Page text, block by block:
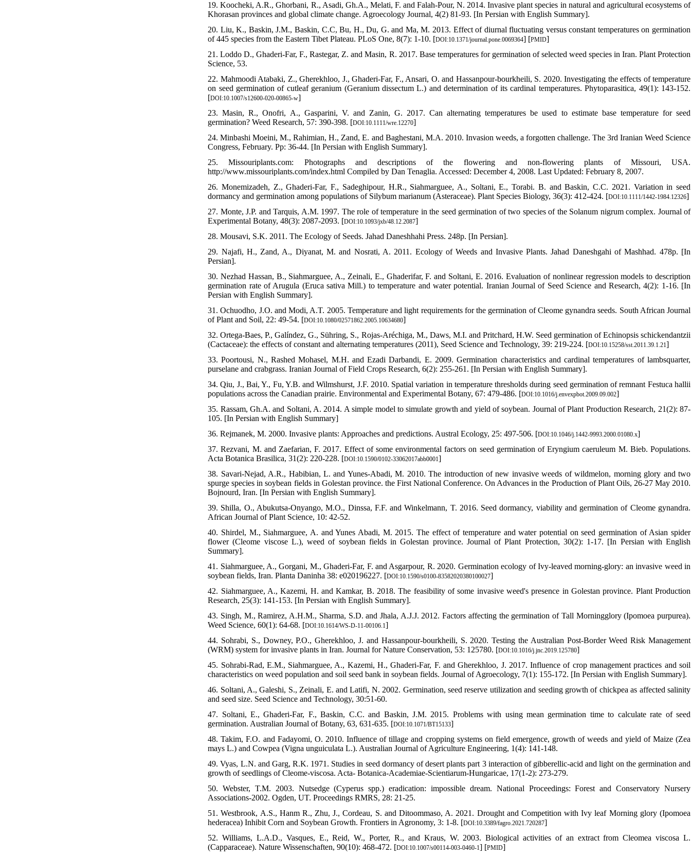
19. Koocheki, A.R., Ghorbani, R., Asadi, Gh.A., Melati, F. and Falah-Pour, N. 2014. Invasive plant species in natural and agricultural ecosystems of
Khorasan provinces and global climate change. Agroecology Journal, 4(2) 81-93. [In Persian with English Summary].
20. Liu, K., Baskin, J.M., Baskin, C.C, Bu, H., Du, G. and Ma, M. 2013. Effect of diurnal fluctuating versus constant temperatures on germination
of 445 species from the Eastern Tibet Plateau. PLoS One, 8(7): 1-10. [DOI:10.1371/journal.pone.0069364] [PMID]
21. Loddo D., Ghaderi-Far, F., Rastegar, Z. and Masin, R. 2017. Base temperatures for germination of selected weed species in Iran. Plant Protection
Science, 53.
22. Mahmoodi Atabaki, Z., Gherekhloo, J., Ghaderi-Far, F., Ansari, O. and Hassanpour-bourkheili, S. 2020. Investigating the effects of temperature
on seed germination of cutleaf geranium (Geranium dissectum L.) and determination of its cardinal temperatures. Phytoparasitica, 49(1): 143-152.
[DOI:10.1007/s12600-020-00865-w]
23. Masin, R., Onofri, A., Gasparini, V. and Zanin, G. 2017. Can alternating temperatures be used to estimate base temperature for seed
germination? Weed Research, 57: 390-398. [DOI:10.1111/wre.12270]
24. Minbashi Moeini, M., Rahimian, H., Zand, E. and Baghestani, M.A. 2010. Invasion weeds, a forgotten challenge. The 3rd Iranian Weed Science
Congress, February. Pp: 36-44. [In Persian with English Summary].
25. Missouriplants.com: Photographs and descriptions of the flowering and non-flowering plants of Missouri, USA.
http://www.missouriplants.com/index.html Compiled by Dan Tenaglia. Accessed: December 4, 2008. Last Updated: February 8, 2007.
26. Monemizadeh, Z., Ghaderi-Far, F., Sadeghipour, H.R., Siahmarguee, A., Soltani, E., Torabi. B. and Baskin, C.C. 2021. Variation in seed
dormancy and germination among populations of Silybum marianum (Asteraceae). Plant Species Biology, 36(3): 412-424. [DOI:10.1111/1442-1984.12326]
27. Monte, J.P. and Tarquis, A.M. 1997. The role of temperature in the seed germination of two species of the Solanum nigrum complex. Journal of
Experimental Botany, 48(3): 2087-2093. [DOI:10.1093/jxb/48.12.2087]
28. Mousavi, S.K. 2011. The Ecology of Seeds. Jahad Daneshhahi Press. 248p. [In Persian].
29. Najafi, H., Zand, A., Diyanat, M. and Nosrati, A. 2011. Ecology of Weeds and Invasive Plants. Jahad Daneshgahi of Mashhad. 478p. [In
Persian].
30. Nezhad Hassan, B., Siahmarguee, A., Zeinali, E., Ghaderifar, F. and Soltani, E. 2016. Evaluation of nonlinear regression models to description
germination rate of Arugula (Eruca sativa Mill.) to temperature and water potential. Iranian Journal of Seed Science and Research, 4(2): 1-16. [In
Persian with English Summary].
31. Ochuodho, J.O. and Modi, A.T. 2005. Temperature and light requirements for the germination of Cleome gynandra seeds. South African Journal
of Plant and Soil, 22: 49-54. [DOI:10.1080/02571862.2005.10634680]
32. Ortega-Baes, P., Galíndez, G., Sühring, S., Rojas-Aréchiga, M., Daws, M.I. and Pritchard, H.W. Seed germination of Echinopsis schickendantzii
(Cactaceae): the effects of constant and alternating temperatures (2011), Seed Science and Technology, 39: 219-224. [DOI:10.15258/sst.2011.39.1.21]
33. Poortousi, N., Rashed Mohasel, M.H. and Ezadi Darbandi, E. 2009. Germination characteristics and cardinal temperatures of lambsquarter,
purselane and crabgrass. Iranian Journal of Field Crops Research, 6(2): 255-261. [In Persian with English Summary].
34. Qiu, J., Bai, Y., Fu, Y.B. and Wilmshurst, J.F. 2010. Spatial variation in temperature thresholds during seed germination of remnant Festuca hallii
populations across the Canadian prairie. Environmental and Experimental Botany, 67: 479-486. [DOI:10.1016/j.envexpbot.2009.09.002]
35. Rassam, Gh.A. and Soltani, A. 2014. A simple model to simulate growth and yield of soybean. Journal of Plant Production Research, 21(2): 87-
105. [In Persian with English Summary]
36. Rejmanek, M. 2000. Invasive plants: Approaches and predictions. Austral Ecology, 25: 497-506. [DOI:10.1046/j.1442-9993.2000.01080.x]
37. Rezvani, M. and Zaefarian, F. 2017. Effect of some environmental factors on seed germination of Eryngium caeruleum M. Bieb. Populations.
Acta Botanica Brasilica, 31(2): 220-228. [DOI:10.1590/0102-33062017abb0001]
38. Savari-Nejad, A.R., Habibian, L. and Yunes-Abadi, M. 2010. The introduction of new invasive weeds of wildmelon, morning glory and two
spurge species in soybean fields in Golestan province. the First National Conference. On Advances in the Production of Plant Oils, 26-27 May 2010.
Bojnourd, Iran. [In Persian with English Summary].
39. Shilla, O., Abukutsa-Onyango, M.O., Dinssa, F.F. and Winkelmann, T. 2016. Seed dormancy, viability and germination of Cleome gynandra.
African Journal of Plant Science, 10: 42-52.
40. Shirdel, M., Siahmarguee, A. and Yunes Abadi, M. 2015. The effect of temperature and water potential on seed germination of Asian spider
flower (Cleome viscose L.), weed of soybean fields in Golestan province. Journal of Plant Protection, 30(2): 1-17. [In Persian with English
Summary].
41. Siahmarguee, A., Gorgani, M., Ghaderi-Far, F. and Asgarpour, R. 2020. Germination ecology of Ivy-leaved morning-glory: an invasive weed in
soybean fields, Iran. Planta Daninha 38: e020196227. [DOI:10.1590/s0100-83582020380100027]
42. Siahmarguee, A., Kazemi, H. and Kamkar, B. 2018. The feasibility of some invasive weed's presence in Golestan province. Plant Production
Research, 25(3): 141-153. [In Persian with English Summary].
43. Singh, M., Ramirez, A.H.M., Sharma, S.D. and Jhala, A.J.J. 2012. Factors affecting the germination of Tall Morningglory (Ipomoea purpurea).
Weed Science, 60(1): 64-68. [DOI:10.1614/WS-D-11-00106.1]
44. Sohrabi, S., Downey, P.O., Gherekhloo, J. and Hassanpour-bourkheili, S. 2020. Testing the Australian Post-Border Weed Risk Management
(WRM) system for invasive plants in Iran. Journal for Nature Conservation, 53: 125780. [DOI:10.1016/j.jnc.2019.125780]
45. Sohrabi-Rad, E.M., Siahmarguee, A., Kazemi, H., Ghaderi-Far, F. and Gherekhloo, J. 2017. Influence of crop management practices and soil
characteristics on weed population and soil seed bank in soybean fields. Journal of Agroecology, 7(1): 155-172. [In Persian with English Summary].
46. Soltani, A., Galeshi, S., Zeinali, E. and Latifi, N. 2002. Germination, seed reserve utilization and seeding growth of chickpea as affected salinity
and seed size. Seed Science and Technology, 30:51-60.
47. Soltani, E., Ghaderi-Far, F., Baskin, C.C. and Baskin, J.M. 2015. Problems with using mean germination time to calculate rate of seed
germination. Australian Journal of Botany, 63, 631-635. [DOI:10.1071/BT15133]
48. Takim, F.O. and Fadayomi, O. 2010. Influence of tillage and cropping systems on field emergence, growth of weeds and yield of Maize (Zea
mays L.) and Cowpea (Vigna unguiculata L.). Australian Journal of Agriculture Engineering, 1(4): 141-148.
49. Vyas, L.N. and Garg, R.K. 1971. Studies in seed dormancy of desert plants part 3 interaction of gibberellic-acid and light on the germination and
growth of seedlings of Cleome-viscosa. Acta- Botanica-Academiae-Scientiarum-Hungaricae, 17(1-2): 273-279.
50. Webster, T.M. 2003. Nutsedge (Cyperus spp.) eradication: impossible dream. National Proceedings: Forest and Conservatory Nursery
Associations-2002. Ogden, UT. Proceedings RMRS, 28: 21-25.
51. Westbrook, A.S., Hanm R., Zhu, J., Cordeau, S. and Ditoommaso, A. 2021. Drought and Competition with Ivy leaf Morning glory (Ipomoea
hederacea) Inhibit Corn and Soybean Growth. Frontiers in Agronomy, 3: 1-8. [DOI:10.3389/fagro.2021.720287]
52. Williams, L.A.D., Vasques, E., Reid, W., Porter, R., and Kraus, W. 2003. Biological activities of an extract from Cleomea viscosa L.
(Capparaceae). Nature Wissenschaften, 90(10): 468-472. [DOI:10.1007/s00114-003-0460-1] [PMID]